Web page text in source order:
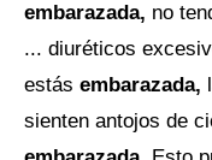
embarazada, no
... diuréticos
estás embarazada,
sienten antojos de